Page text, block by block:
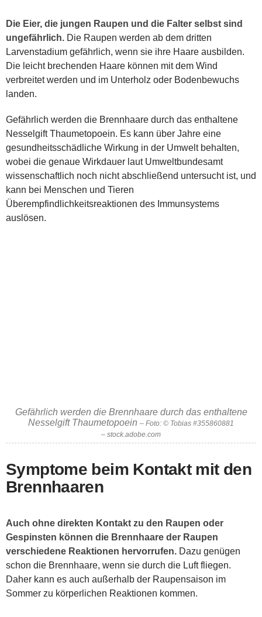
Die Eier, die jungen Raupen und die Falter selbst sind
ungefährlich. Die Raupen werden ab dem dritten
Larvenstadium gefährlich, wenn sie ihre Haare ausbilden.
Die leicht brechenden Haare können mit dem Wind
verbreitet werden und im Unterholz oder Bodenbewuchs
landen.
Gefährlich werden die Brennhaare durch das enthaltene
Nesselgift Thaumetopoein. Es kann über Jahre eine
gesundheitsschädliche Wirkung in der Umwelt behalten,
wobei die genaue Wirkdauer laut Umweltbundesamt
wissenschaftlich noch nicht abschließend untersucht ist, und
kann bei Menschen und Tieren
Überempfindlichkeitsreaktionen des Immunsystems
auslösen.
Gefährlich werden die Brennhaare durch das enthaltene
Nesselgift Thaumetopoein – Foto: © Tobias #355860881
– stock.adobe.com
Symptome beim Kontakt mit den
Brennhaaren
Auch ohne direkten Kontakt zu den Raupen oder
Gespinsten können die Brennhaare der Raupen
verschiedene Reaktionen hervorrufen. Dazu genügen
schon die Brennhaare, wenn sie durch die Luft fliegen.
Daher kann es auch außerhalb der Raupensaison im
Sommer zu körperlichen Reaktionen kommen.